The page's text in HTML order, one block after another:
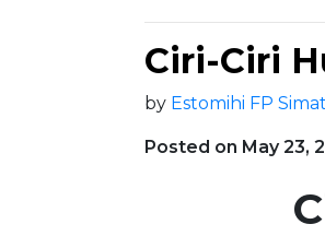
Ciri-Ciri
by Estomihi FP
Posted on May 23,